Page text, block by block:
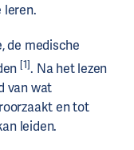
leren.
de medische
[1]. Na het lezen
van wat
en tot
leiden.